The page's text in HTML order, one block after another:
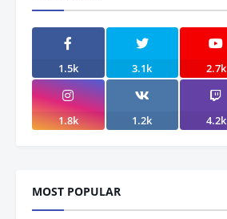
1.5k 3.1k 2.7k
1.8k 1.2k 4.2k
MOST POPULAR